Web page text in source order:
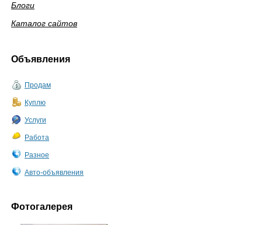
Блоги
Каталог сайтов
Объявления
Продам
Куплю
Услуги
Работа
Разное
Авто-объявления
Фотогалерея